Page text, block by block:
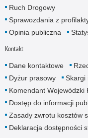
Ruch Drogowy
Sprawozdania z
Opinia publiczna
Kontakt
Dane kontaktowe
Dyżur prasowy
Skargi
Komendant Wojewódzki
Dostęp do informacji
Zasady zwrotu kosztów
Deklaracja dostępności